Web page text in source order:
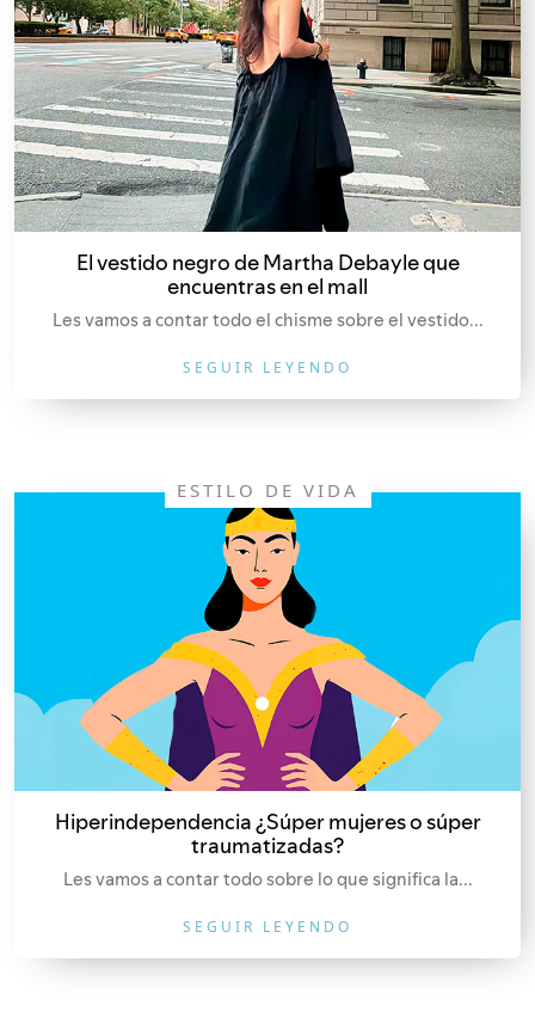
El vestido negro de Martha Debayle que
encuentras en el mall
Les vamos a contar todo el chisme sobre el vestido...
SEGUIR LEYENDO
ESTILO DE VIDA
Hiperindependencia ¿Súper mujeres o súper
traumatizadas?
Les vamos a contar todo sobre lo que significa la...
SEGUIR LEYENDO